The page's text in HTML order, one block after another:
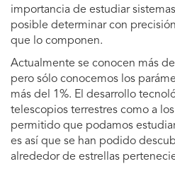
importancia de estudiar
posible determinar con
que lo componen.
Actualmente se conocen más
pero sólo conocemos los
más del 1%. El desarrollo
telescopios terrestres como a
permitido que podamos
es así que se han podido
alrededor de estrellas